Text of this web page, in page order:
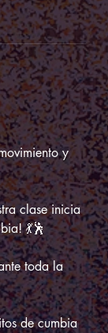
y
clase inicia
💃🕺
toda la
de cumbia